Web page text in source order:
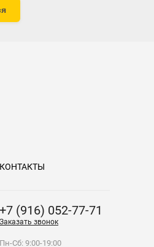
КОНТАКТЫ
+7 (916) 052-77-71
Заказать звонок
Пн-Сб: 9:00-19:00